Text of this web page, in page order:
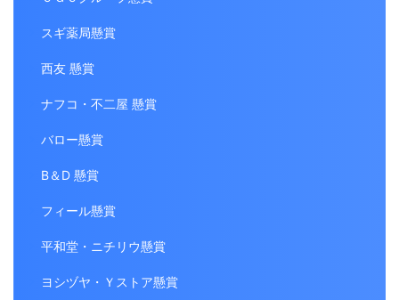
スギ薬局懸賞
西友 懸賞
ナフコ・不二屋 懸賞
バロー懸賞
B＆D 懸賞
フィール懸賞
平和堂・ニチリウ懸賞
ヨシヅヤ・Ｙストア懸賞